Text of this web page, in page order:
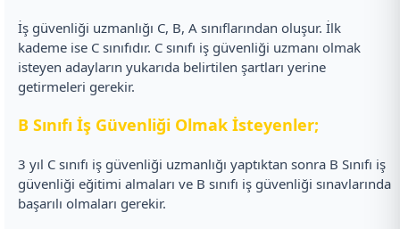
İş güvenliği uzmanlığı C, B, A sınıflarından oluşur. İlk
kademe ise C sınıfıdır. C sınıfı iş güvenliği uzmanı olmak
isteyen adayların yukarıda belirtilen şartları yerine
getirmeleri gerekir.
B Sınıfı İş Güvenliği Olmak İsteyenler;
3 yıl C sınıfı iş güvenliği uzmanlığı yaptıktan sonra B Sınıfı iş
güvenliği eğitimi almaları ve B sınıfı iş güvenliği sınavlarında
başarılı olmaları gerekir.